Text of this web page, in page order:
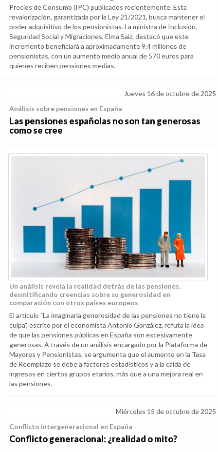
Precios de Consumo (IPC) publicados recientemente. Esta
revalorización, garantizada por la Ley 21/2021, busca mantener el
poder adquisitivo de los pensionistas. La ministra de Inclusión,
Seguridad Social y Migraciones, Elma Saiz, destacó que este
incremento beneficiará a aproximadamente 9,4 millones de
pensionistas, con un aumento medio anual de 570 euros para
quienes reciben pensiones medias.
Jueves 16 de octubre de 2025
Análisis sobre pensiones en España
Las pensiones españolas no son tan generosas
como se cree
Un análisis revela la realidad detrás de las pensiones,
desmitificando creencias sobre su generosidad en
comparación con otros países europeos
El artículo "La imaginaria generosidad de las pensiones no tiene la
culpa", escrito por el economista Antonio González, refuta la idea
de que las pensiones públicas en España son excesivamente
generosas. A través de un análisis encargado por la Plataforma de
Mayores y Pensionistas, se argumenta que el aumento en la Tasa
de Reemplazo se debe a factores estadísticos y a la caída de
ingresos en ciertos grupos etarios, más que a una mejora real en
las pensiones.
Miércoles 15 de octubre de 2025
Conflicto intergeneracional en España
Conflicto generacional: ¿realidad o mito?